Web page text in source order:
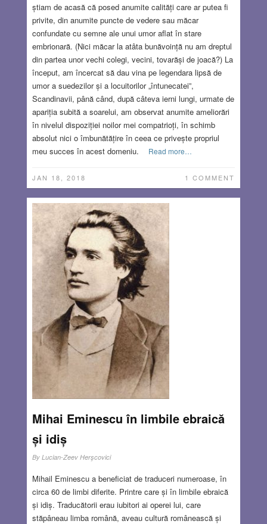
știam de acasă că posed anumite calități care ar putea fi
privite, din anumite puncte de vedere sau măcar
confundate cu semne ale unui umor aflat în stare
embrionară. (Nici măcar la atâta bunăvoință nu am dreptul
din partea unor vechi colegi, vecini, tovarăși de joacă?) La
început, am încercat să dau vina pe legendara lipsă de
umor a suedezilor și a locuitorilor „întunecatei”,
Scandinavii, până când, după câteva ierni lungi, urmate de
apariția subită a soarelui, am observat anumite ameliorări
în nivelul dispoziției noilor mei compatrioți, în schimb
absolut nici o îmbunătățire în ceea ce privește propriul
meu succes în acest domeniu.
Read more…
JAN 18, 2018 1 COMMENT
Mihai Eminescu în limbile ebraică
și idiș
By Lucian-Zeev Herşcovici
Mihail Eminescu a beneficiat de traduceri numeroase, în
circa 60 de limbi diferite. Printre care și în limbile ebraică
și idiș. Traducătorii erau iubitori ai operei lui, care
stăpâneau limba română, aveau cultură românească și